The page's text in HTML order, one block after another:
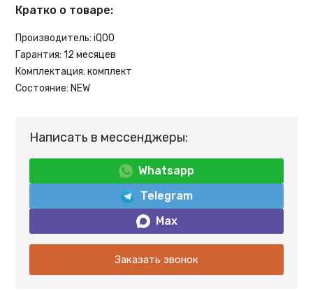
Кратко о товаре:
Производитель: iQOO
Гарантия: 12 месяцев
Комплектация: комплект
Состояние: NEW
Написать в мессенджеры:
Whatsapp
Telegram
Max
Заказать звонок